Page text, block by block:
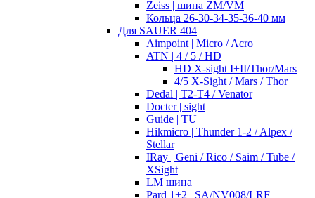
Zeiss | шина ZM/VM
Кольца 26-30-34-35-36-40 мм
Для SAUER 404
Aimpoint | Micro / Acro
ATN | 4 / 5 / HD
HD X-sight I+II/Thor/Mars
4/5 X-Sight / Mars / Thor
Dedal | T2-T4 / Venator
Docter | sight
Guide | TU
Hikmicro | Thunder 1-2 / Alpex /
Stellar
IRay | Geni / Rico / Saim / Tube /
XSight
LM шина
Pard 1+2 | SA/NV008/LRF